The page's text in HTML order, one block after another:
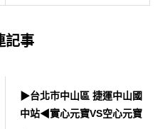
記事
▶台北市中山區 捷運中山國
中站◀實心元寶VS空心元寶